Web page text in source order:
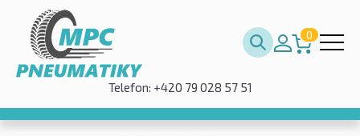
0
Telefon: +420 79 028 57 51